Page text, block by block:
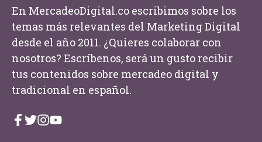
En MercadeoDigital.co escribimos sobre los
temas más relevantes del Marketing Digital
desde el año 2011. ¿Quieres colaborar con
nosotros? Escríbenos, será un gusto recibir
tus contenidos sobre mercadeo digital y
tradicional en español.